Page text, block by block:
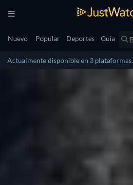
Nuevo Popular Deportes Guía
Actualmente disponible en 3 plataformas.